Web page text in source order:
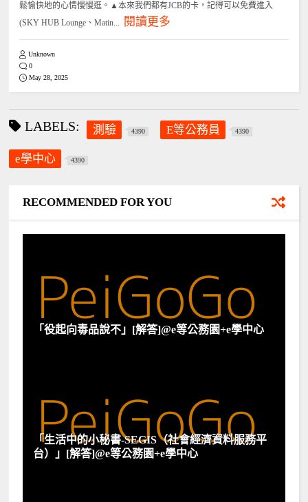
鬆愉快地的心情慢慢逛。▲本來我們都有JCB的卡，記得可以免費進入
(SKY HUB Lounge、Matin...
閱讀更多
Unknown
0
May 28, 2025
LABELS: 測驗 4390 E等公務員 4390
e學中心 4390
RECOMMENDED FOR YOU
「役起向毒品說不」[解答]@e等公務園+e學中心
「生活中的小秘書-SEGIS（社會經濟資料服務平
台）」[解答]@e等公務園+e學中心